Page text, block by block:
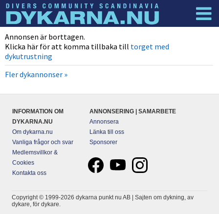
Dyknyheter
Annonsen är borttagen.
Klicka här för att komma tillbaka till torget med
dykutrustning
Fler dykannonser »
INFORMATION OM
DYKARNA.NU
Om dykarna.nu
Vanliga frågor och svar
Medlemsvillkor &
Cookies
Kontakta oss
ANNONSERING | SAMARBETE
Annonsera
Länka till oss
Sponsorer
Copyright © 1999-2026 dykarna punkt nu AB | Sajten om dykning, av
dykare, för dykare.